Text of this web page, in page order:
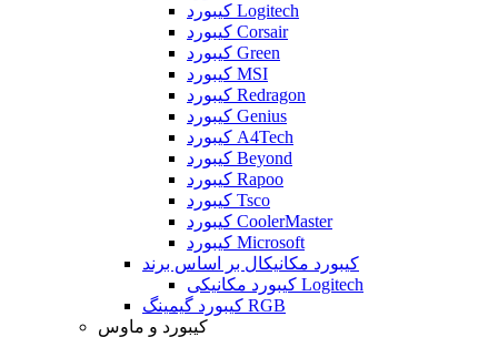
کیبورد Logitech
کیبورد Corsair
کیبورد Green
کیبورد MSI
کیبورد Redragon
کیبورد Genius
کیبورد A4Tech
کیبورد Beyond
کیبورد Rapoo
کیبورد Tsco
کیبورد CoolerMaster
کیبورد Microsoft
کیبورد مکانیکال بر اساس برند
کیبورد مکانیکی Logitech
کیبورد گیمینگ RGB
کیبورد و ماوس